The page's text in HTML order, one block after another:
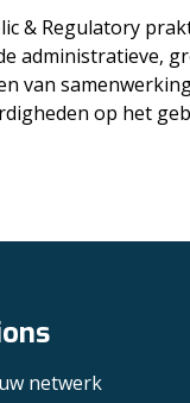
& Regulatory
administratieve,
van
op het
netwerk